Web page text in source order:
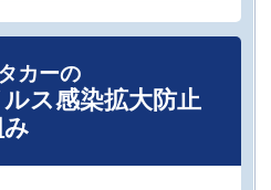
カーの
ス感染拡大防止